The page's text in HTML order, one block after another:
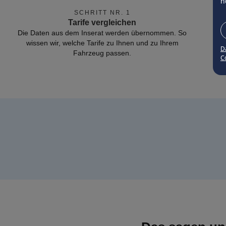
SCHRITT NR. 1
Tarife vergleichen
Die Daten aus dem Inserat werden übernommen. So
wissen wir, welche Tarife zu Ihnen und zu Ihrem
Fahrzeug passen.